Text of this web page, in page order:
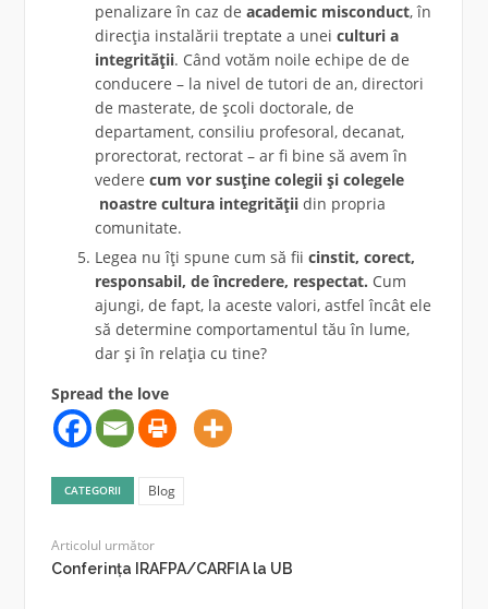
penalizare în caz de academic misconduct, în
direcția instalării treptate a unei culturi a
integrității. Când votăm noile echipe de de
conducere – la nivel de tutori de an, directori
de masterate, de școli doctorale, de
departament, consiliu profesoral, decanat,
prorectorat, rectorat – ar fi bine să avem în
vedere cum vor susține colegii și colegele
noastre cultura integritățiidin propria
comunitate.
Legea nu îți spune cum să fii cinstit, corect,
responsabil, de încredere, respectat. Cum
ajungi, de fapt, la aceste valori, astfel încât ele
să determine comportamentul tău în lume,
dar și în relația cu tine?
Spread the love
CATEGORII Blog
Articolul următor
Conferința IRAFPA/CARFIA la UB